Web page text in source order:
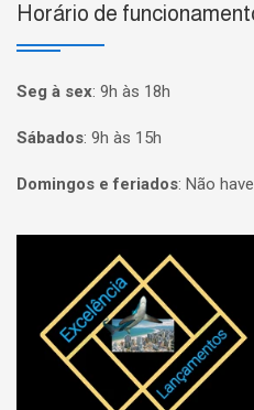
Horário de
Seg à sex: 9h às 18h
Sábados: 9h às 15h
Domingos e feriados: Não
Página inicial